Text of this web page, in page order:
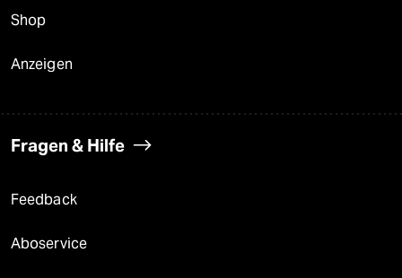
Shop
Anzeigen
Fragen & Hilfe
Feedback
Aboservice